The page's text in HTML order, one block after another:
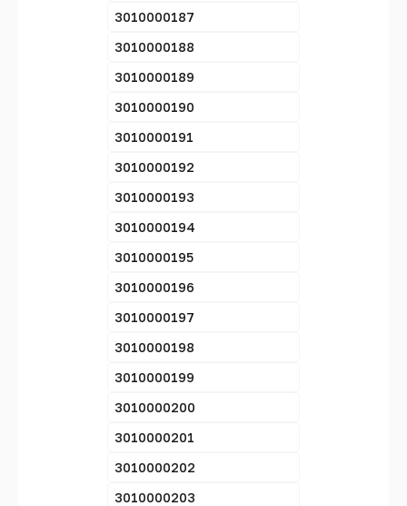
3010000187
3010000188
3010000189
3010000190
3010000191
3010000192
3010000193
3010000194
3010000195
3010000196
3010000197
3010000198
3010000199
3010000200
3010000201
3010000202
3010000203